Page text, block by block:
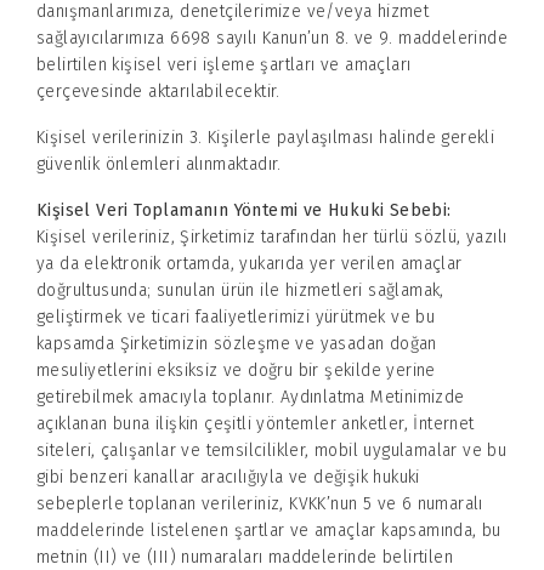
danışmanlarımıza, denetçilerimize ve/veya hizmet
sağlayıcılarımıza 6698 sayılı Kanun’un 8. ve 9. maddelerinde
belirtilen kişisel veri işleme şartları ve amaçları
çerçevesinde aktarılabilecektir.
Kişisel verilerinizin 3. Kişilerle paylaşılması halinde gerekli
güvenlik önlemleri alınmaktadır.
Kişisel Veri Toplamanın Yöntemi ve Hukuki Sebebi:
Kişisel verileriniz, Şirketimiz tarafından her türlü sözlü, yazılı
ya da elektronik ortamda, yukarıda yer verilen amaçlar
doğrultusunda; sunulan ürün ile hizmetleri sağlamak,
geliştirmek ve ticari faaliyetlerimizi yürütmek ve bu
kapsamda Şirketimizin sözleşme ve yasadan doğan
mesuliyetlerini eksiksiz ve doğru bir şekilde yerine
getirebilmek amacıyla toplanır. Aydınlatma Metinimizde
açıklanan buna ilişkin çeşitli yöntemler anketler, İnternet
siteleri, çalışanlar ve temsilcilikler, mobil uygulamalar ve bu
gibi benzeri kanallar aracılığıyla ve değişik hukuki
sebeplerle toplanan verileriniz, KVKK’nun 5 ve 6 numaralı
maddelerinde listelenen şartlar ve amaçlar kapsamında, bu
metnin (II) ve (III) numaraları maddelerinde belirtilen